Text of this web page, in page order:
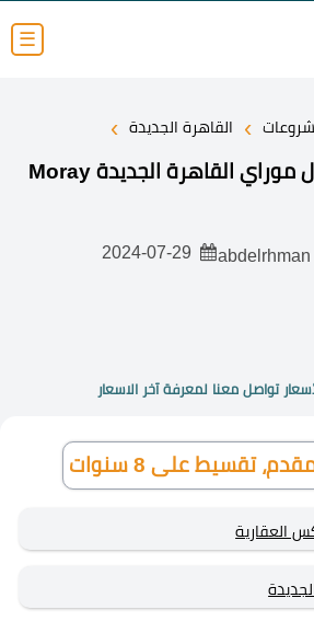
☰
› القاهرة الجديدة ›
تفاصيل واسعار مول موراي القاهرة الجديدة Moray
تواصل معنا لمعرفة آخر الاسعار
العقارية